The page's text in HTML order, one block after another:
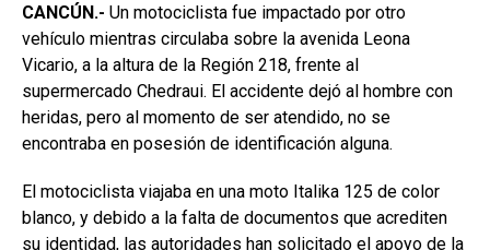
CANCÚN.- Un motociclista fue impactado por otro
vehículo mientras circulaba sobre la avenida Leona
Vicario, a la altura de la Región 218, frente al
supermercado Chedraui. El accidente dejó al hombre con
heridas, pero al momento de ser atendido, no se
encontraba en posesión de identificación alguna.
El motociclista viajaba en una moto Italika 125 de color
blanco, y debido a la falta de documentos que acrediten
su identidad, las autoridades han solicitado el apoyo de la